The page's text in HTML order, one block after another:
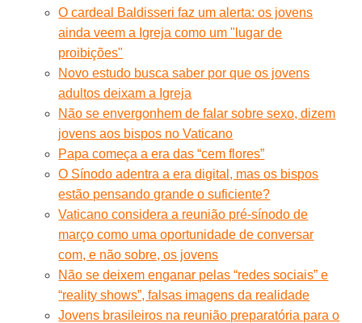
O cardeal Baldisseri faz um alerta: os jovens
ainda veem a Igreja como um "lugar de
proibições"
Novo estudo busca saber por que os jovens
adultos deixam a Igreja
Não se envergonhem de falar sobre sexo, dizem
jovens aos bispos no Vaticano
Papa começa a era das “cem flores”
O Sínodo adentra a era digital, mas os bispos
estão pensando grande o suficiente?
Vaticano considera a reunião pré-sínodo de
março como uma oportunidade de conversar
com, e não sobre, os jovens
Não se deixem enganar pelas “redes sociais” e
“reality shows”, falsas imagens da realidade
Jovens brasileiros na reunião preparatória para o